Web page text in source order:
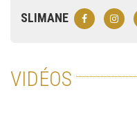
SLIMANE
VIDÉOS